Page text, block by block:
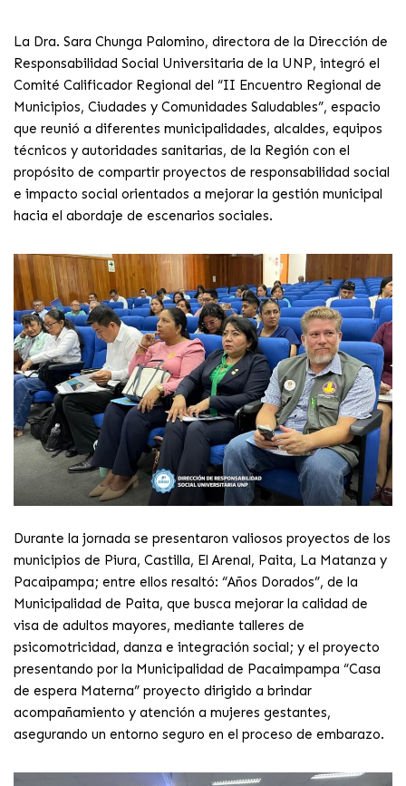
La Dra. Sara Chunga Palomino, directora de la Dirección de
Responsabilidad Social Universitaria de la UNP, integró el
Comité Calificador Regional del “II Encuentro Regional de
Municipios, Ciudades y Comunidades Saludables”, espacio
que reunió a diferentes municipalidades, alcaldes, equipos
técnicos y autoridades sanitarias, de la Región con el
propósito de compartir proyectos de responsabilidad social
e impacto social orientados a mejorar la gestión municipal
hacia el abordaje de escenarios sociales.
Durante la jornada se presentaron valiosos proyectos de los
municipios de Piura, Castilla, El Arenal, Paita, La Matanza y
Pacaipampa; entre ellos resaltó: “Años Dorados”, de la
Municipalidad de Paita, que busca mejorar la calidad de
visa de adultos mayores, mediante talleres de
psicomotricidad, danza e integración social; y el proyecto
presentando por la Municipalidad de Pacaimpampa “Casa
de espera Materna” proyecto dirigido a brindar
acompañamiento y atención a mujeres gestantes,
asegurando un entorno seguro en el proceso de embarazo.